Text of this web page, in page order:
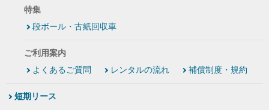
特集
段ボール・古紙回収車
ご利用案内
よくあるご質問
レンタルの流れ 補償制度・規約
短期リース